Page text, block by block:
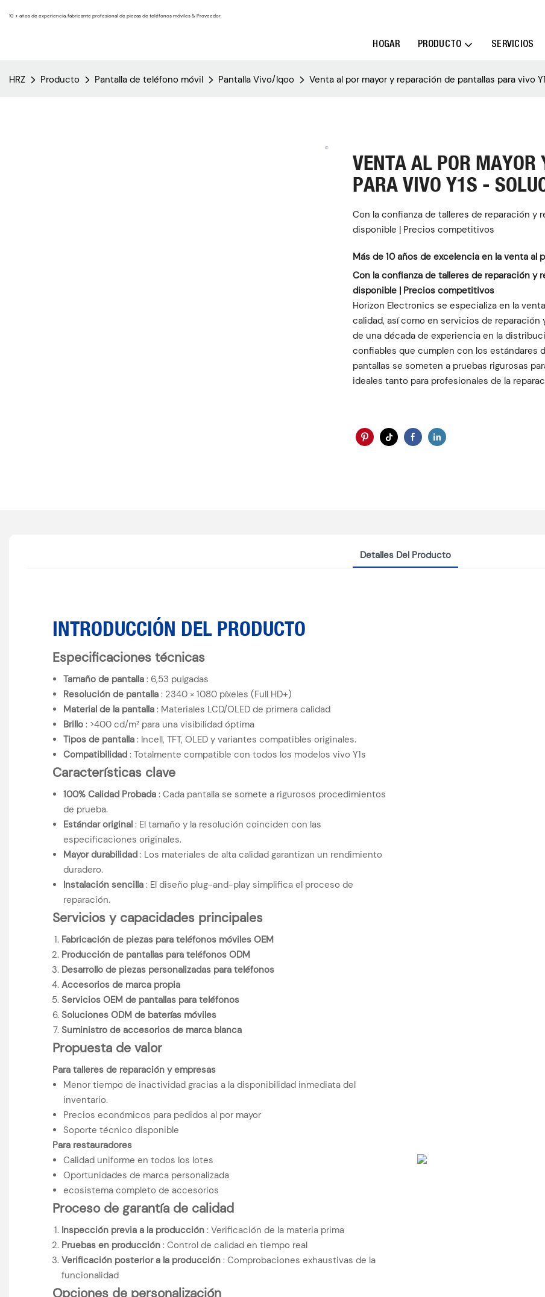
10 + años de experiencia, fabricante profesional de piezas de teléfonos móviles & Proveedor.
HOGAR PRODUCTO SERVICIOS
HRZ Producto Pantalla de teléfono móvil Pantalla Vivo/Iqoo Venta al por mayor y reparación de pantallas para vivo
VENTA AL POR
PARA VIVO Y1S -
Con la confianza de talleres de reparación y
disponible | Precios competitivos
Más de 10 años de excelencia en la venta al
Con la confianza de talleres de reparación y
disponible | Precios competitivos
Horizon Electronics se especializa en la
calidad, así como en servicios de
de una década de experiencia en la
confiables que cumplen con los estándares
pantallas se someten a pruebas rigurosas
ideales tanto para profesionales de la
Detalles Del Producto
INTRODUCCIÓN DEL PRODUCTO
Especificaciones técnicas
Tamaño de pantalla: 6,53 pulgadas
Resolución de pantalla: 2340 × 1080 píxeles (Full HD+)
Material de la pantalla: Materiales LCD/OLED de primera calidad
Brillo: >400 cd/m² para una visibilidad óptima
Tipos de pantalla: Incell, TFT, OLED y variantes compatibles originales.
Compatibilidad: Totalmente compatible con todos los modelos vivo Y1s
Características clave
100% Calidad Probada: Cada pantalla se somete a rigurosos procedimientos
de prueba.
Estándar original: El tamaño y la resolución coinciden con las
especificaciones originales.
Mayor durabilidad: Los materiales de alta calidad garantizan un rendimiento
duradero.
Instalación sencilla: El diseño plug-and-play simplifica el proceso de
reparación.
Servicios y capacidades principales
Fabricación de piezas para teléfonos móviles OEM
Producción de pantallas para teléfonos ODM
Desarrollo de piezas personalizadas para teléfonos
Accesorios de marca propia
Servicios OEM de pantallas para teléfonos
Soluciones ODM de baterías móviles
Suministro de accesorios de marca blanca
Propuesta de valor
Para talleres de reparación y empresas
Menor tiempo de inactividad gracias a la disponibilidad inmediata del
inventario.
Precios económicos para pedidos al por mayor
Soporte técnico disponible
Para restauradores
Calidad uniforme en todos los lotes
Oportunidades de marca personalizada
ecosistema completo de accesorios
Proceso de garantía de calidad
Inspección previa a la producción: Verificación de la materia prima
Pruebas en producción: Control de calidad en tiempo real
Verificación posterior a la producción: Comprobaciones exhaustivas de la
funcionalidad
Opciones de personalización